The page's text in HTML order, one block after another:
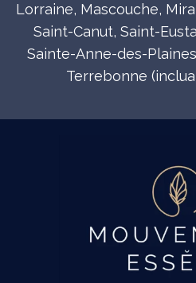
Lorraine, Mascouche,
Saint-Canut, Saint-
Sainte-Anne-des-
Terrebonne